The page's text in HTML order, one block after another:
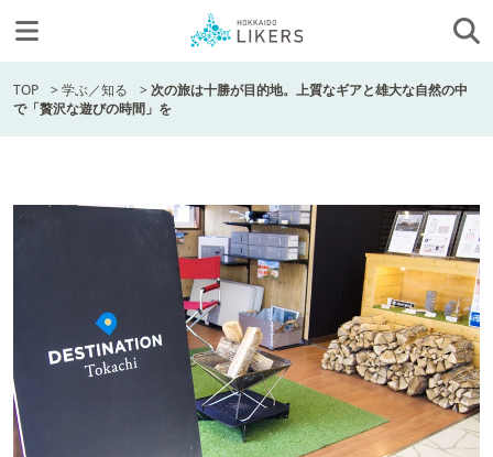
TOP >学ぶ／知る >次の旅は十勝が目的地。上質なギアと雄大な自然の中
で「贅沢な遊びの時間」を